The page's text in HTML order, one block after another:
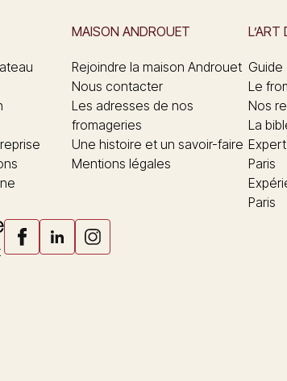
MAISON ANDROUET
Rejoindre la maison Androuet
Nous contacter
Les adresses de nos
fromageries
Une histoire et un savoir-faire
Mentions légales
L’ART
Guide
Le
Nos
La
Paris
Paris